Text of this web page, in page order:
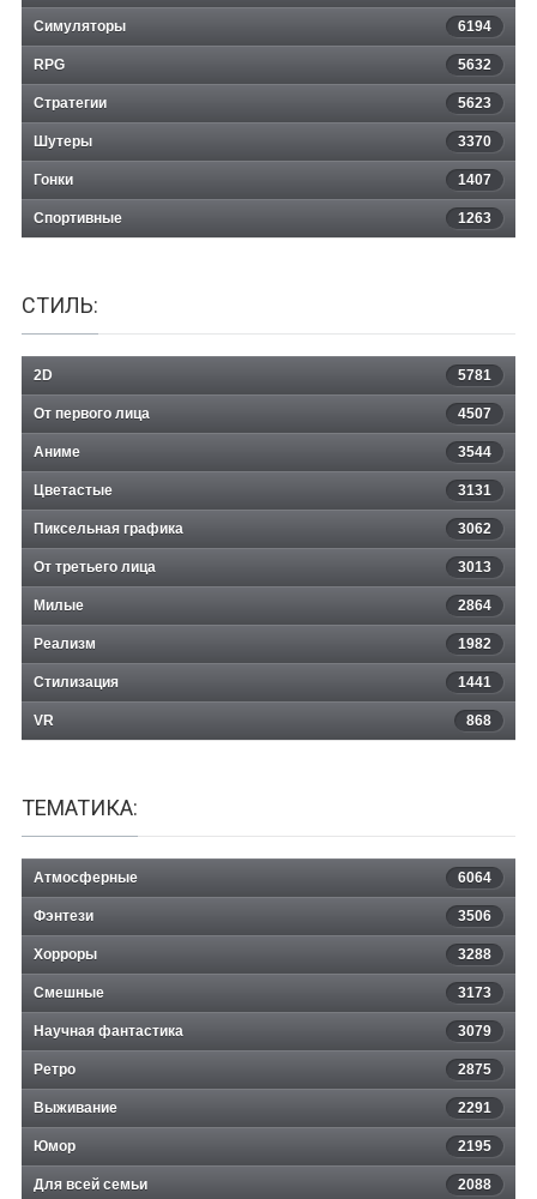
Симуляторы 6194
RPG 5632
Стратегии 5623
Шутеры 3370
Гонки 1407
Спортивные 1263
СТИЛЬ:
2D 5781
От первого лица 4507
Аниме 3544
Цветастые 3131
Пиксельная графика 3062
От третьего лица 3013
Милые 2864
Реализм 1982
Стилизация 1441
VR 868
ТЕМАТИКА:
Атмосферные 6064
Фэнтези 3506
Хорроры 3288
Смешные 3173
Научная фантастика 3079
Ретро 2875
Выживание 2291
Юмор 2195
Для всей семьи 2088